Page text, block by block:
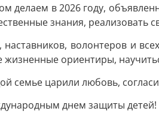
делаем в 2026 году,
знания, реализовать
наставников, волонтеров и
ориентиры,
семье царили любовь,
днем защиты детей!